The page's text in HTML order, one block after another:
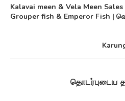
Kalavai meen & Vela Meen
Grouper fish & Emperor Fish |